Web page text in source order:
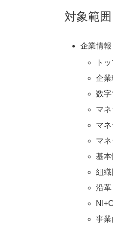
対象範
企業情
ト
企
数
マ
マ
マ
基
組
沿
事